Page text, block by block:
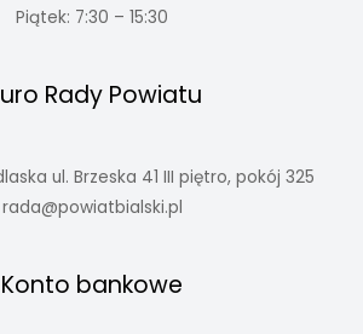
Piątek: 7:30 – 15:30
Rady Powiatu
ul. Brzeska 41 III piętro, pokój 325
rada@powiatbialski.pl
Konto bankowe